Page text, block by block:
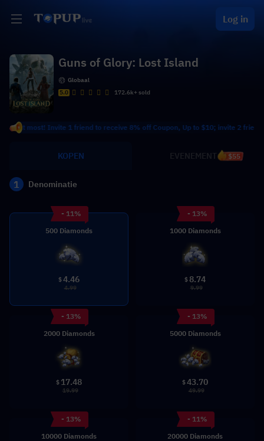
Log in
Guns of Glory: Lost Island
Globaal
5.0
172.6k+ sold
at most! Invite 1 friend to receive 8% off Coupon, Up to $10; invite 2
KOPEN $55
1 Denominatie
- 11%
500 Diamonds
$4.46
4.99
- 13%
1000 Diamonds
$ 8.74
9.99
- 13%
2000 Diamonds
$ 17.48
19.99
- 13%
5000 Diamonds
$43.70
49.99
- 13%
10000 Diamonds
- 11%
20000 Diamonds